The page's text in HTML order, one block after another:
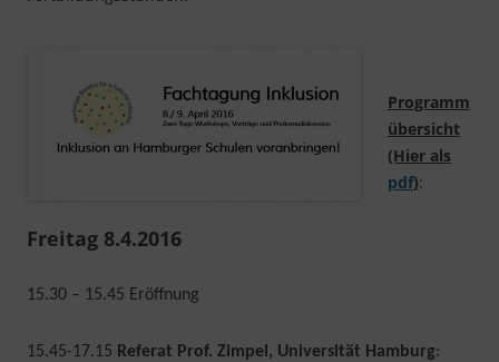
Programm
übersicht
(Hier als
pdf):
Freitag 8.4.2016
15.30 – 15.45 Eröffnung
15.45-17.15 Referat Prof. Zimpel, Universität Hamburg: